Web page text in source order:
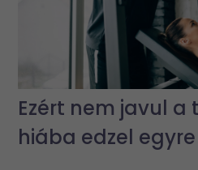
Ezért nem javul
hiába edzel